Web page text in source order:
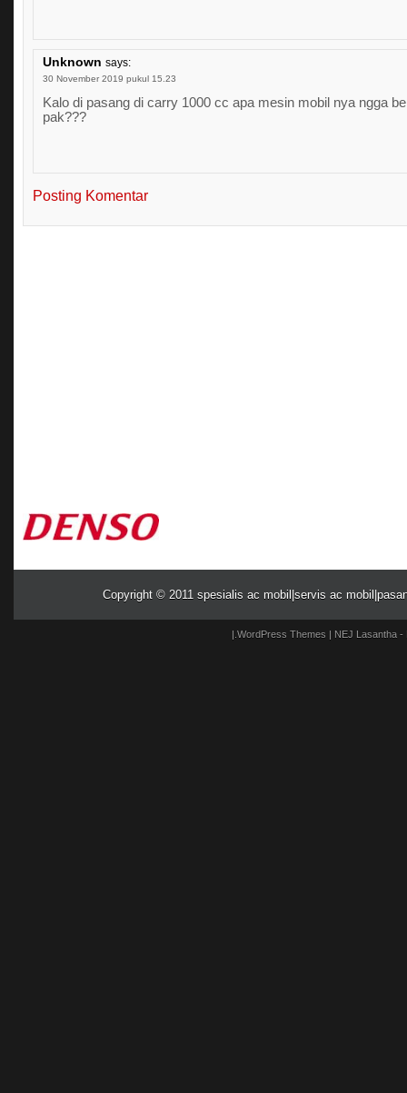
Unknown says:
30 November 2019 pukul 15.23
Kalo di pasang di carry 1000 cc apa mesin mobil nya ngga
pak???
Posting Komentar
Copyright © 2011 spesialis ac mobil|servis ac
|. WordPress Themes | NEJ Lasantha-